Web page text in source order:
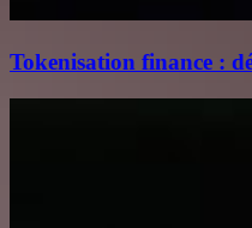
Tokenisation finance :